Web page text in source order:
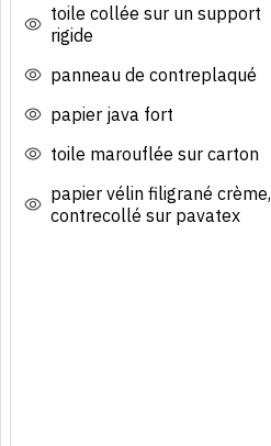
toile collée sur un support
rigide
panneau de contreplaqué
papier java fort
toile marouflée sur carton
papier vélin filigrané crème,
contrecollé sur pavatex